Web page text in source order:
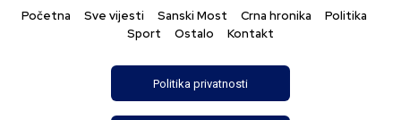
Početna Sve vijesti Sanski Most Crna hronika
Politika
Sport
Ostalo Kontakt
Politika privatnosti